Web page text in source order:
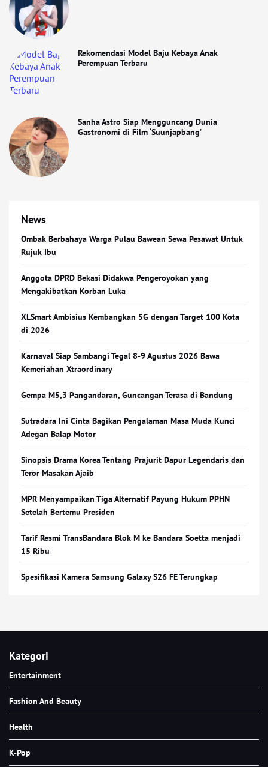
Rekomendasi Model Baju Kebaya Anak
Perempuan Terbaru
Sanha Astro Siap Mengguncang Dunia
Gastronomi di Film ‘Suunjapbang’
News
Ombak Berbahaya Warga Pulau Bawean Sewa Pesawat Untuk
Rujuk Ibu
Anggota DPRD Bekasi Didakwa Pengeroyokan yang
Mengakibatkan Korban Luka
XLSmart Ambisius Kembangkan 5G dengan Target 100 Kota
di 2026
Karnaval Siap Sambangi Tegal 8-9 Agustus 2026 Bawa
Kemeriahan Xtraordinary
Gempa M5,3 Pangandaran, Guncangan Terasa di Bandung
Sutradara Ini Cinta Bagikan Pengalaman Masa Muda Kunci
Adegan Balap Motor
Sinopsis Drama Korea Tentang Prajurit Dapur Legendaris dan
Teror Masakan Ajaib
MPR Menyampaikan Tiga Alternatif Payung Hukum PPHN
Setelah Bertemu Presiden
Tarif Resmi TransBandara Blok M ke Bandara Soetta menjadi
15 Ribu
Spesifikasi Kamera Samsung Galaxy S26 FE Terungkap
Kategori
Entertainment
Fashion And Beauty
Health
K-Pop